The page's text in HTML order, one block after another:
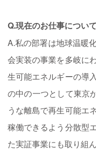
Q.現在のお仕事につい
A.私の部署は地球温暖
会実装の事業を多岐に
生可能エネルギーの導
の中の一つとして東京
うな離島で再生可能エ
稼働できるよう分散型
た実証事業にも取り組